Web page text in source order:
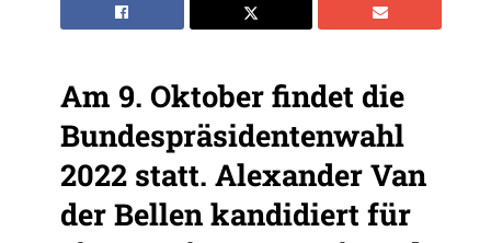
Am 9. Oktober findet die
Bundespräsidentenwahl
2022 statt. Alexander Van
der Bellen kandidiert für